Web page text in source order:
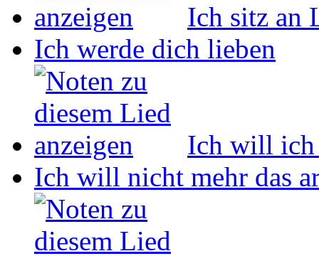
Ich sitz an
Ich werde dich lieben
Ich will ich
Ich will nicht mehr das